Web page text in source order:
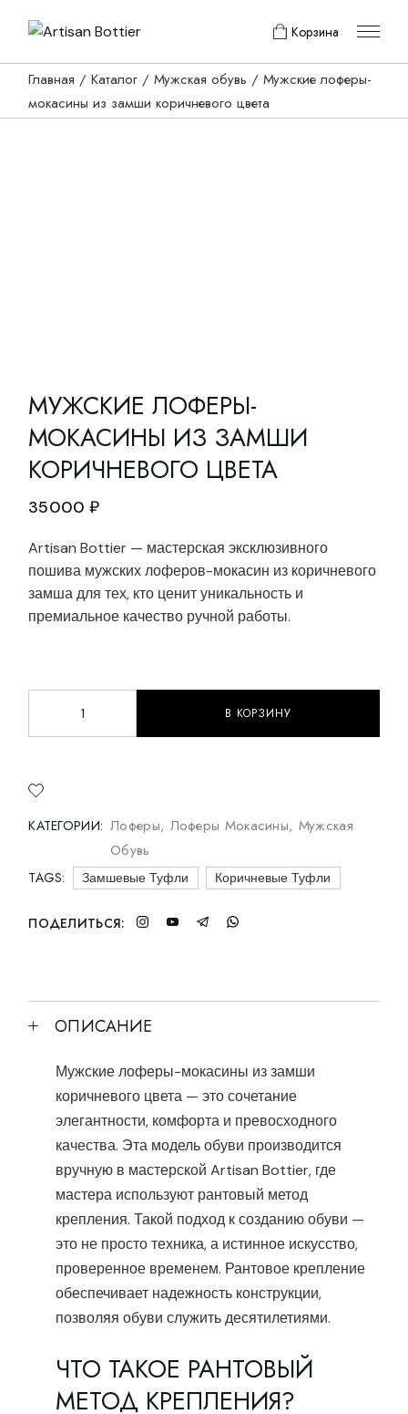
Корзина
Главная Каталог Мужская обувь
Мужские лоферы-
мокасины из замши коричневого цвета
МУЖСКИЕ ЛОФЕРЫ-
МОКАСИНЫ ИЗ ЗАМШИ
КОРИЧНЕВОГО ЦВЕТА
35000 ₽
Artisan Bottier — мастерская эксклюзивного
пошива мужских лоферов-мокасин из коричневого
замша для тех, кто ценит уникальность и
премиальное качество ручной работы.
Мужские лоферы-мокасины из замши коричневого
В КОРЗИНУ
КАТЕГОРИИ: Лоферы, Лоферы Мокасины, Мужская
Обувь
TAGS: Замшевые Туфли Коричневые Туфли
ПОДЕЛИТЬСЯ:
ОПИСАНИЕ
Мужские лоферы-мокасины из замши
коричневого цвета — это сочетание
элегантности, комфорта и превосходного
качества. Эта модель обуви производится
вручную в мастерской Artisan Bottier, где
мастера используют рантовый метод
крепления. Такой подход к созданию обуви —
это не просто техника, а истинное искусство,
проверенное временем. Рантовое крепление
обеспечивает надежность конструкции,
позволяя обуви служить десятилетиями.
ЧТО ТАКОЕ РАНТОВЫЙ
МЕТОД КРЕПЛЕНИЯ?